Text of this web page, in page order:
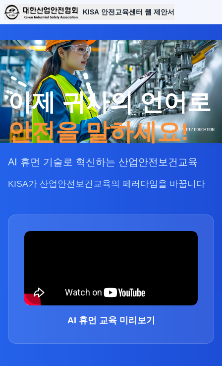
KISA 안전교육센터 웹 제안서
이제 귀사의 언어로
안전을 말하세요!
AI 휴먼 기술로 혁신하는 산업안전보건교육
KISA가 산업안전보건교육의 페러다임을 바꿉니다
AI 휴먼 교육 미리보기